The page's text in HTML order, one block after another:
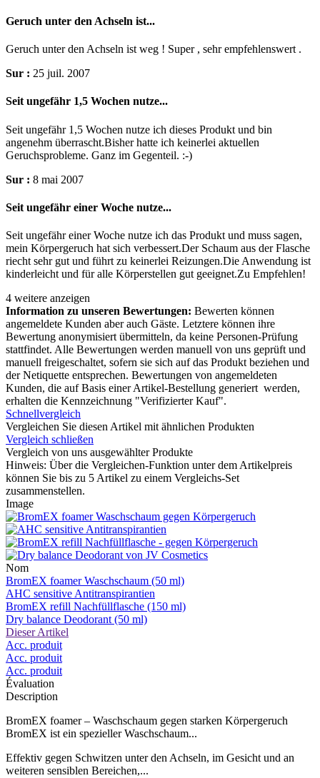
Geruch unter den Achseln ist...
Geruch unter den Achseln ist weg ! Super , sehr empfehlenswert .
Sur : 25 juil. 2007
Seit ungefähr 1,5 Wochen nutze...
Seit ungefähr 1,5 Wochen nutze ich dieses Produkt und bin
angenehm überrascht.Bisher hatte ich keinerlei aktuellen
Geruchsprobleme. Ganz im Gegenteil. :-)
Sur : 8 mai 2007
Seit ungefähr einer Woche nutze...
Seit ungefähr einer Woche nutze ich das Produkt und muss sagen,
mein Körpergeruch hat sich verbessert.Der Schaum aus der Flasche
riecht sehr gut und führt zu keinerlei Reizungen.Die Anwendung ist
kinderleicht und für alle Körperstellen gut geeignet.Zu Empfehlen!
4 weitere anzeigen
Information zu unseren Bewertungen: Bewerten können
angemeldete Kunden aber auch Gäste. Letztere können ihre
Bewertung anonymisiert übermitteln, da keine Personen-Prüfung
stattfindet. Alle Bewertungen werden manuell von uns geprüft und
manuell freigeschaltet, sofern sie sich auf das Produkt beziehen und
der Netiquette entsprechen. Bewertungen von angemeldeten
Kunden, die auf Basis einer Artikel-Bestellung generiert werden,
erhalten die Kennzeichnung "Verifizierter Kauf".
Schnellvergleich
Vergleichen Sie diesen Artikel mit ähnlichen Produkten
Vergleich schließen
Vergleich von uns ausgewählter Produkte
Hinweis: Über die Vergleichen-Funktion unter dem Artikelpreis
können Sie bis zu 5 Artikel zu einem Vergleichs-Set
zusammenstellen.
Image
Nom
BromEX foamer Waschschaum (50 ml)
AHC sensitive Antitranspirantien
BromEX refill Nachfüllflasche (150 ml)
Dry balance Deodorant (50 ml)
Dieser Artikel
Acc. produit
Acc. produit
Acc. produit
Évaluation
Description
BromEX foamer – Waschschaum gegen starken Körpergeruch
BromEX ist ein spezieller Waschschaum...
Effektiv gegen Schwitzen unter den Achseln, im Gesicht und an
weiteren sensiblen Bereichen,...